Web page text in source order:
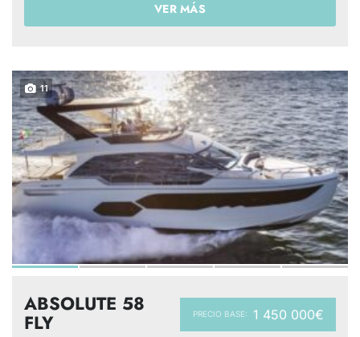
VER MÁS
11
PRECIO BASE: 1 450 000€
ABSOLUTE 58
FLY